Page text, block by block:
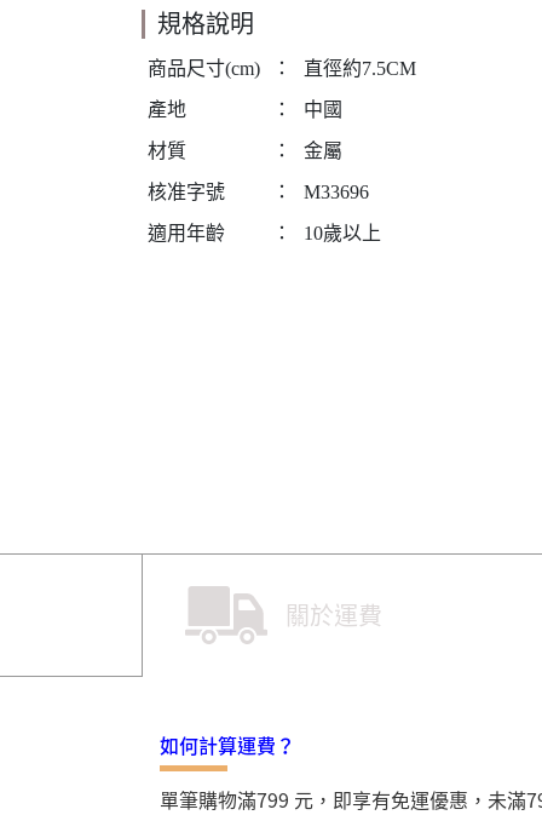
規格說明
商品尺寸(cm) ：
直徑約7.5CM
產地
：
中國
材質
：
金屬
核准字號
：
M33696
適用年齡
： 10歲以上
關於運費
如何計算運費？
單筆購物滿799 元，即享有免運優惠，未滿